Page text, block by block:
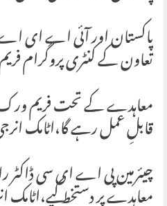
پاکستان اور آئی اے ای
تعاون کے کنٹری پروگرام
قابلِ عمل رہے گا،اٹامک
چیئرمین پی اے ای سی ڈاکٹر